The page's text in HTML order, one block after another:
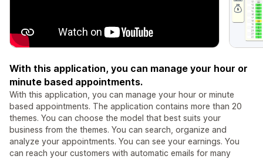
With this application, you can manage your hour or
minute based appointments.
With this application, you can manage your hour or minute
based appointments. The application contains more than 20
themes. You can choose the model that best suits your
business from the themes. You can search, organize and
analyze your appointments. You can see your earnings. You
can reach your customers with automatic emails for many